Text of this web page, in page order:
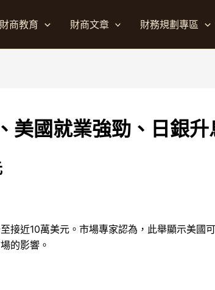
財商教育 財商文章 財務規劃專區
美國就業強勁、日銀
接近10萬美元。市場專家認為，此舉顯示美國
的影響。